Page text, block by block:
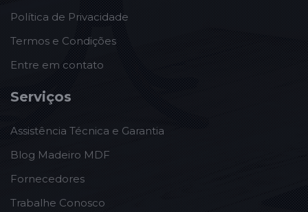
Política de Privacidade
Termos e Condições
Entre em contato
Serviços
Assistência Técnica e Garantia
Blog Madeiro MDF
Fornecedores
Trabalhe Conosco